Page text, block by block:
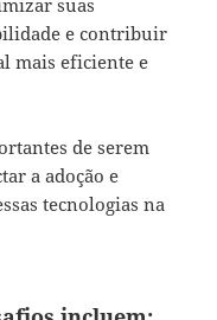
e contribuir
mais eficiente e
de serem
a adoção e
tecnologias na